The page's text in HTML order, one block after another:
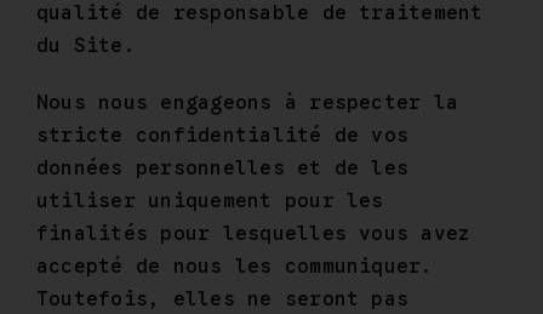
qualité de responsable de traitement
du Site.
Nous nous engageons à respecter la
stricte confidentialité de vos
données personnelles et de les
utiliser uniquement pour les
finalités pour lesquelles vous avez
accepté de nous les communiquer.
Toutefois, elles ne seront pas